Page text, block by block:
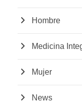
Hombre
Medicina
Mujer
News